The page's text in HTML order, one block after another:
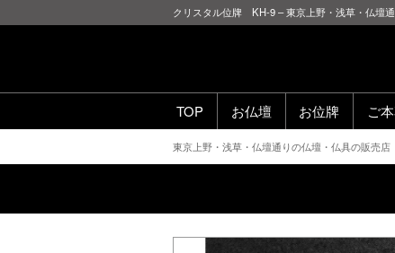
クリスタル位牌 KH-9 – 東京上野・浅草・仏壇通
TOP お仏壇 お位牌 ご
東京上野・浅草・仏壇通りの仏壇・仏具の販売店